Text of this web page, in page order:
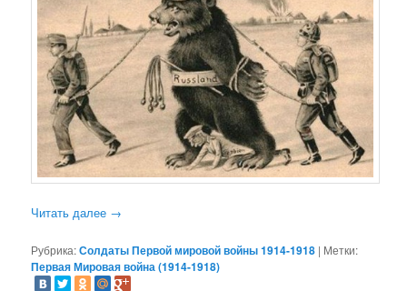
Читать далее →
Рубрика:Солдаты Первой мировой войны 1914-1918 | Метки:
Первая Мировая война (1914-1918)